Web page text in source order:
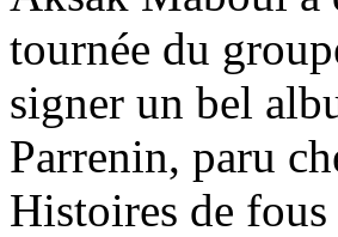
tournée du
signer un bel
Parrenin, paru
Histoires de